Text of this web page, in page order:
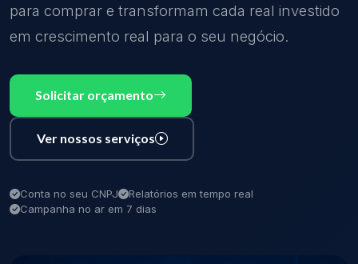
para comprar e transformam cada real investido
em crescimento real para o seu negócio.
Solicitar orçamento
Ver nossos serviços
Conta no seu CNPJ
Relatórios em tempo real
Campanha no ar em 7 dias